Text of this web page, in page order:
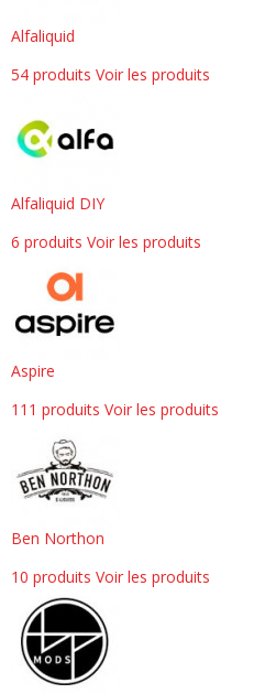
Alfaliquid
54 produits Voir les produits
Alfaliquid DIY
6 produits Voir les produits
Aspire
111 produits Voir les produits
Ben Northon
10 produits Voir les produits